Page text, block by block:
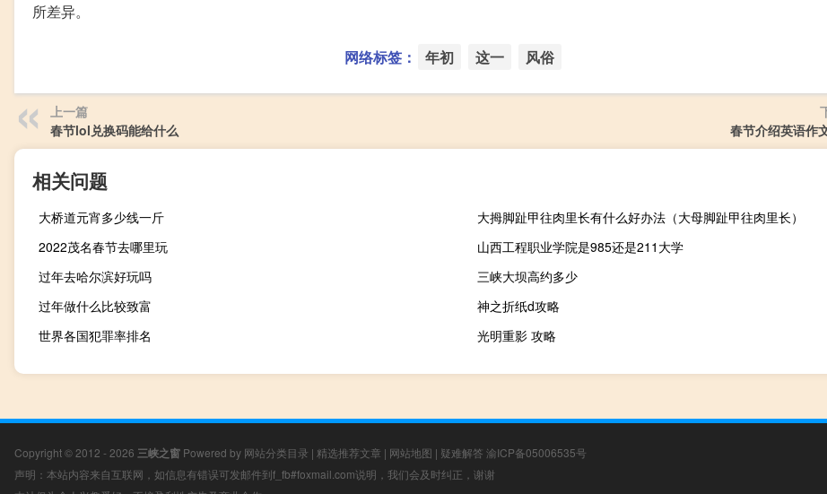
所差异。
网络标签： 年初 这一 风俗
上一篇
春节lol兑换码能给什么
春节介绍英语作
相关问题
大桥道元宵多少线一斤
大拇脚趾甲往肉里长有什么好办法（大母脚趾甲往肉里长）
2022茂名春节去哪里玩
山西工程职业学院是985还是211大学
过年去哈尔滨好玩吗
三峡大坝高约多少
过年做什么比较致富
神之折纸d攻略
世界各国犯罪率排名
光明重影 攻略
Copyright © 2012 - 2026 三峡之窗 Powered by 网站分类目录 | 精选推荐文章 | 网站地图 | 疑难解答 渝ICP备05006535号
声明：本站内容来自互联网，如信息有错误可发邮件到f_fb#foxmail.com说明，我们会及时纠正，谢谢